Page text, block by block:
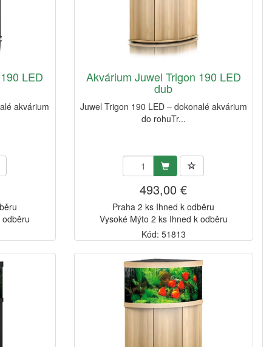
LED
akvárium
Akvárium Juwel Trigon 190 LED
dub
Juwel Trigon 190 LED – dokonalé akvárium
do rohuTr...
493,00 €
Praha 2 ks Ihned k odběru
Vysoké Mýto 2 ks Ihned k odběru
Kód: 51813